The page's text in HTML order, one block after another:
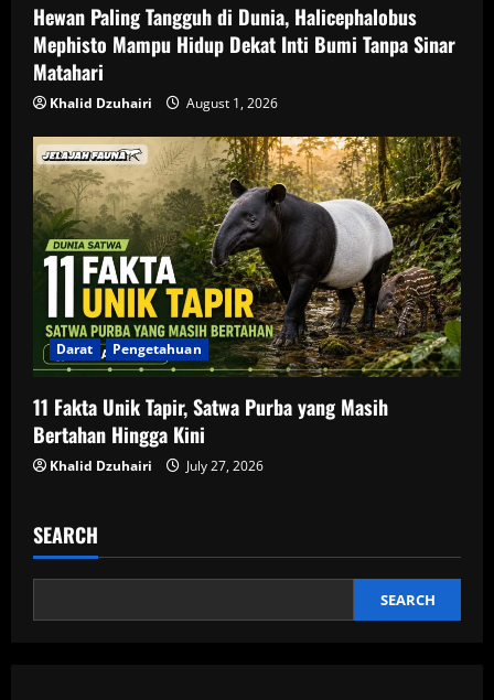
Hewan Paling Tangguh di Dunia, Halicephalobus
Mephisto Mampu Hidup Dekat Inti Bumi Tanpa Sinar
Matahari
Khalid Dzuhairi August 1, 2026
Darat Pengetahuan
11 Fakta Unik Tapir, Satwa Purba yang Masih
Bertahan Hingga Kini
Khalid Dzuhairi July 27, 2026
SEARCH
SEARCH